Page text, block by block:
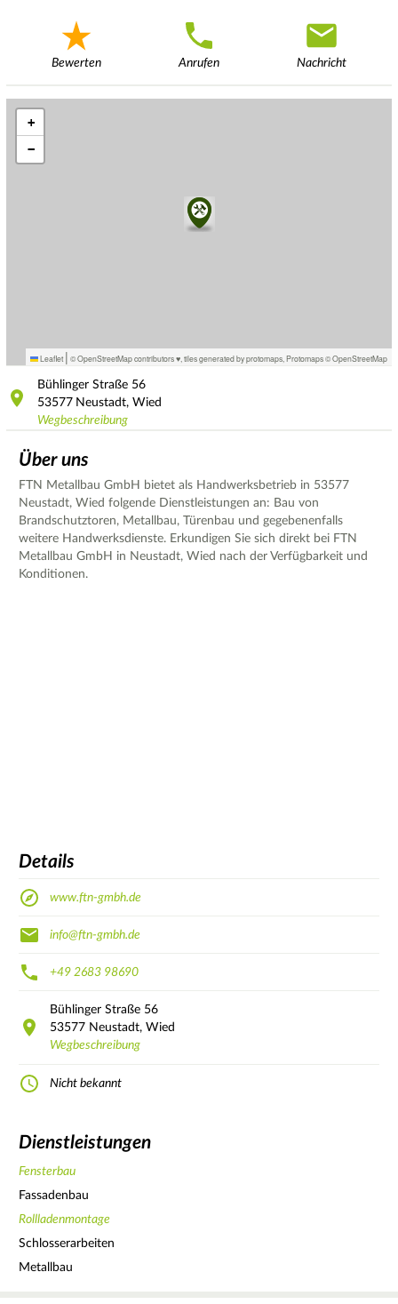
Bewerten Anrufen Nachricht
+
−
Leaflet | © OpenStreetMap contributors ♥, tiles generated by protomaps Protomaps©OpenStreetMap
Bühlinger Straße 56
53577 Neustadt, Wied
Wegbeschreibung
Über uns
FTN Metallbau GmbH bietet als Handwerksbetrieb in 53577
Neustadt, Wied folgende Dienstleistungen an: Bau von
Brandschutztoren, Metallbau, Türenbau und gegebenenfalls
weitere Handwerksdienste. Erkundigen Sie sich direkt bei FTN
Metallbau GmbH in Neustadt, Wied nach der Verfügbarkeit und
Konditionen.
Details
www.ftn-gmbh.de
info@ftn-gmbh.de
+49 2683 98690
Bühlinger Straße 56
53577 Neustadt, Wied
Wegbeschreibung
Nicht bekannt
Dienstleistungen
Fensterbau
Fassadenbau
Rollladenmontage
Schlosserarbeiten
Metallbau